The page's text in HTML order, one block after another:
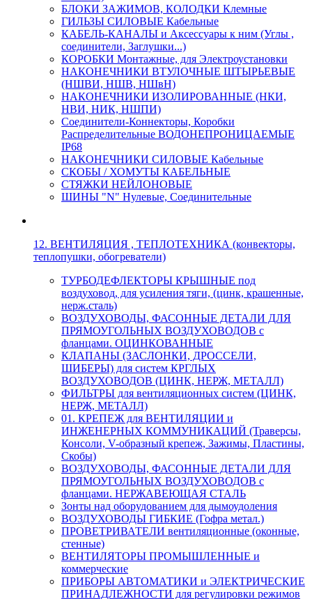
БЛОКИ ЗАЖИМОВ, КОЛОДКИ Клемные
ГИЛЬЗЫ СИЛОВЫЕ Кабельные
КАБЕЛЬ-КАНАЛЫ и Аксессуары к ним (Углы ,
соединители, Заглушки...)
КОРОБКИ Монтажные, для Электроустановки
НАКОНЕЧНИКИ ВТУЛОЧНЫЕ ШТЫРЬЕВЫЕ
(НШВИ, НШВ, НШвН)
НАКОНЕЧНИКИ ИЗОЛИРОВАННЫЕ (НКИ,
НВИ, НИК, НШПИ)
Соединители-Коннекторы, Коробки
Распределительные ВОДОНЕПРОНИЦАЕМЫЕ
IP68
НАКОНЕЧНИКИ СИЛОВЫЕ Кабельные
СКОБЫ / ХОМУТЫ КАБЕЛЬНЫЕ
СТЯЖКИ НЕЙЛОНОВЫЕ
ШИНЫ "N" Нулевые, Соединительные
12. ВЕНТИЛЯЦИЯ , ТЕПЛОТЕХНИКА (конвекторы,
теплопушки, обогреватели)
ТУРБОДЕФЛЕКТОРЫ КРЫШНЫЕ под
воздуховод, для усиления тяги, (цинк, крашенные,
нерж.сталь)
ВОЗДУХОВОДЫ, ФАСОННЫЕ ДЕТАЛИ ДЛЯ
ПРЯМОУГОЛЬНЫХ ВОЗДУХОВОДОВ с
фланцами. ОЦИНКОВАННЫЕ
КЛАПАНЫ (ЗАСЛОНКИ, ДРОССЕЛИ,
ШИБЕРЫ) для систем КРГЛЫХ
ВОЗДУХОВОДОВ (ЦИНК, НЕРЖ, МЕТАЛЛ)
ФИЛЬТРЫ для вентиляционных систем (ЦИНК,
НЕРЖ, МЕТАЛЛ)
01. КРЕПЕЖ для ВЕНТИЛЯЦИИ и
ИНЖЕНЕРНЫХ КОММУНИКАЦИЙ (Траверсы,
Консоли, V-образный крепеж, Зажимы, Пластины,
Скобы)
ВОЗДУХОВОДЫ, ФАСОННЫЕ ДЕТАЛИ ДЛЯ
ПРЯМОУГОЛЬНЫХ ВОЗДУХОВОДОВ с
фланцами. НЕРЖАВЕЮЩАЯ СТАЛЬ
Зонты над оборудованием для дымоудоления
ВОЗДУХОВОДЫ ГИБКИЕ (Гофра метал.)
ПРОВЕТРИВАТЕЛИ вентиляционные (оконные,
стенные)
ВЕНТИЛЯТОРЫ ПРОМЫШЛЕННЫЕ и
коммерческие
ПРИБОРЫ АВТОМАТИКИ и ЭЛЕКТРИЧЕСКИЕ
ПРИНАДЛЕЖНОСТИ для регулировки режимов